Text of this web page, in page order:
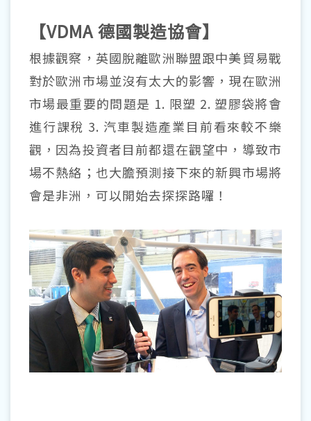
【VDMA 德國製造協會】
根據觀察，英國脫離歐洲聯盟跟中美貿易戰
對於歐洲市場並沒有太大的影響，現在歐洲
市場最重要的問題是 1. 限塑 2. 塑膠袋將會
進行課稅 3. 汽車製造產業目前看來較不樂
觀，因為投資者目前都還在觀望中，導致市
場不熱絡；也大膽預測接下來的新興市場將
會是非洲，可以開始去探探路囉！